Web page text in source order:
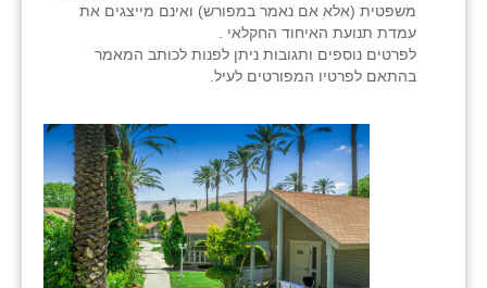
משפטית (אלא אם נאמר במפורש) ואינם מייצגים את
עמדת תנועת האיחוד החקלאי .
לפרטים נוספים ותגובות ניתן לפנות לכותב המאמר
בהתאם לפרטיו המפורטים לעיל.
יבול (מורג)